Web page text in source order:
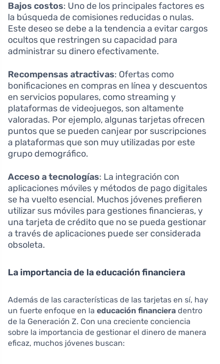
Bajos costos: Uno de los principales factores es
la búsqueda de comisiones reducidas o nulas.
Este deseo se debe a la tendencia a evitar cargos
ocultos que restringen su capacidad para
administrar su dinero efectivamente.
Recompensas atractivas: Ofertas como
bonificaciones en compras en línea y descuentos
en servicios populares, como streaming y
plataformas de videojuegos, son altamente
valoradas. Por ejemplo, algunas tarjetas ofrecen
puntos que se pueden canjear por suscripciones
a plataformas que son muy utilizadas por este
grupo demográfico.
Acceso a tecnologías: La integración con
aplicaciones móviles y métodos de pago digitales
se ha vuelto esencial. Muchos jóvenes prefieren
utilizar sus móviles para gestiones financieras, y
una tarjeta de crédito que no se pueda gestionar
a través de aplicaciones puede ser considerada
obsoleta.
La importancia de la educación financiera
Además de las características de las tarjetas en sí, hay
un fuerte enfoque en la educación financiera dentro
de la Generación Z. Con una creciente conciencia
sobre la importancia de gestionar el dinero de manera
eficaz, muchos jóvenes buscan: